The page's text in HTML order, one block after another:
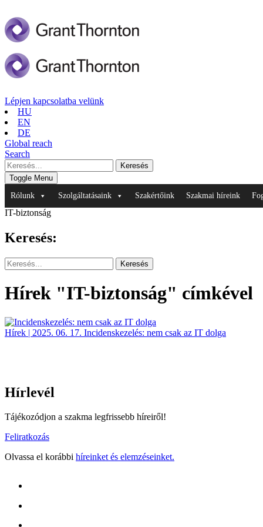
Lépjen kapcsolatba velünk
HU
EN
DE
Global reach
Search
Toggle Menu
Rólunk
Szolgáltatásaink Szakértőink Szakmai híreink
IT-biztonság
Keresés:
Hírek "IT-biztonság" címkével
Hírek | 2025. 06. 17. Incidenskezelés: nem csak az IT dolga
Hírlevél
Tájékozódjon a szakma legfrissebb híreiről!
Feliratkozás
Olvassa el korábbi híreinket és elemzéseinket.